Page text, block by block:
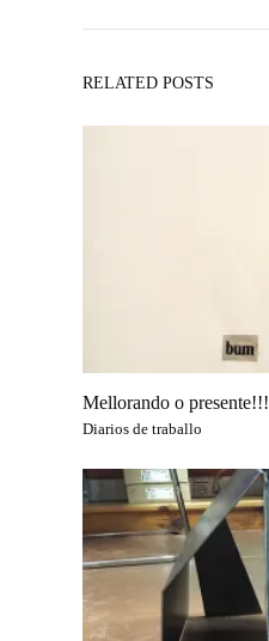
RELATED POSTS
Mellorando o presente!!!
Diarios de traballo